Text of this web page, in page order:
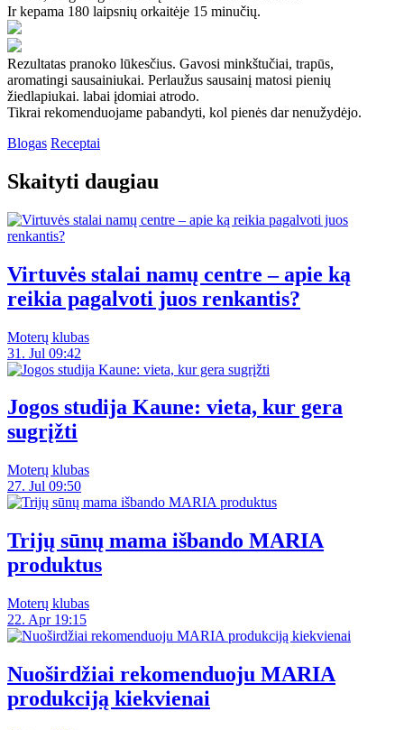
Ir kepama 180 laipsnių orkaitėje 15 minučių.
Rezultatas pranoko lūkesčius. Gavosi minkštučiai, trapūs,
aromatingi sausainiukai. Perlaužus sausainį matosi pienių
žiedlapiukai. labai įdomiai atrodo.
Tikrai rekomenduojame pabandyti, kol pienės dar nenužydėjo.
Blogas Receptai
Skaityti daugiau
Virtuvės stalai namų centre – apie ką
reikia pagalvoti juos renkantis?
Moterų klubas
31. Jul 09:42
Jogos studija Kaune: vieta, kur gera
sugrįžti
Moterų klubas
27. Jul 09:50
Trijų sūnų mama išbando MARIA
produktus
Moterų klubas
22. Apr 19:15
Nuoširdžiai rekomenduoju MARIA
produkciją kiekvienai